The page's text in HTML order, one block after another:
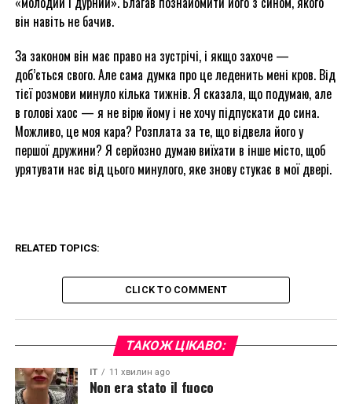
він навіть не бачив.
За законом він має право на зустрічі, і якщо захоче —
доб’ється свого. Але сама думка про це леденить мені кров. Від
тієї розмови минуло кілька тижнів. Я сказала, що подумаю, але
в голові хаос — я не вірю йому і не хочу підпускати до сина.
Можливо, це моя кара? Розплата за те, що відвела його у
першої дружини? Я серйозно думаю виїхати в інше місто, щоб
урятувати нас від цього минулого, яке знову стукає в мої двері.
RELATED TOPICS:
CLICK TO COMMENT
ТАКОЖ ЦІКАВО:
IT 11 хвилин ago
Non era stato il fuoco